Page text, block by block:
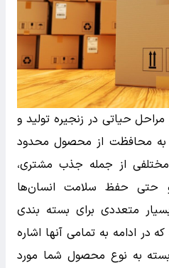
حیاتی در زنجیره تولید و
به محافظت از محصول محدود
مختلفی از جمله جذب مشتری،
حفظ سلامت انسان‌ها
متعددی برای بسته بندی
در ادامه به تمامی آنها اشاره
به نوع محصول شما مورد